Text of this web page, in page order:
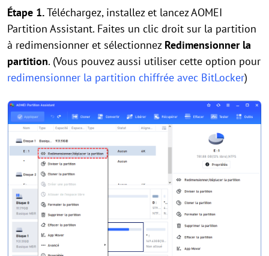
Étape 1.Téléchargez, installez et lancez AOMEI
Partition Assistant. Faites un clic droit sur la partition
à redimensionner et sélectionnez Redimensionner la
partition. (Vous pouvez aussi utiliser cette option pour
redimensionner la partition chiffrée avec BitLocker)